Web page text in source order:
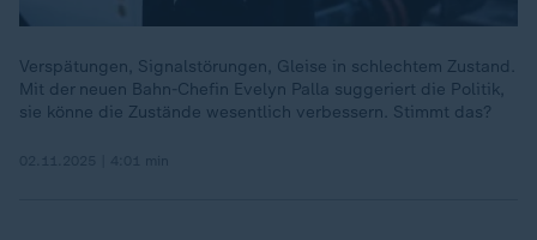
Verspätungen, Signalstörungen, Gleise in schlechtem Zustand.
Mit der neuen Bahn-Chefin Evelyn Palla suggeriert die Politik,
sie könne die Zustände wesentlich verbessern. Stimmt das?